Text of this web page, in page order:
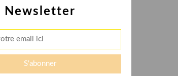
Newsletter